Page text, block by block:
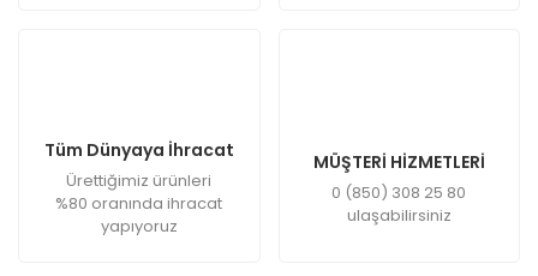
Tüm Dünyaya İhracat
Ürettiğimiz ürünleri
%80 oranında ihracat
yapıyoruz
MÜŞTERİ HİZMETLERİ
0 (850) 308 25 80
ulaşabilirsiniz